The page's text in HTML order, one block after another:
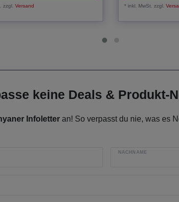
zzgl.Versand *inkl. MwSt. zzgl.
keine Deals & Produkt-
Infoletter an! So verpasst du nie, was es
NACHNAME